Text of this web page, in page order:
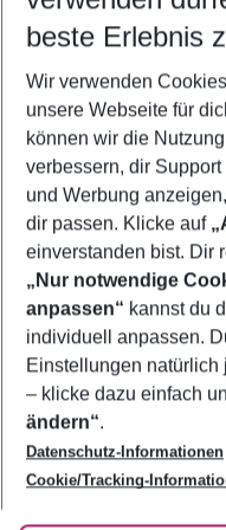
2 Erwachsene
Mehr
Footer
Footer navigation
Über uns
AGB
Bestpreisgarantie
Cookie-Einstellungen
Cookie-Richtlinie
Agenturbetreuung
Barrierefreies Reisen
Folge uns
beste Erlebnis
Wir verwenden
unsere Webseite für
können wir die
verbessern, dir
und Werbung
dir passen. Klicke auf
einverstanden bist. Dir
„Nur notwendige
anpassen“ kannst du
individuell anpassen.
Einstellungen natürlich
– klicke dazu einfach
ändern“.
Datenschutz-Informationen
Cookie/Tracking-